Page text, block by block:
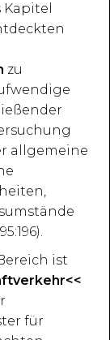
zu
allgemeine
ist
für